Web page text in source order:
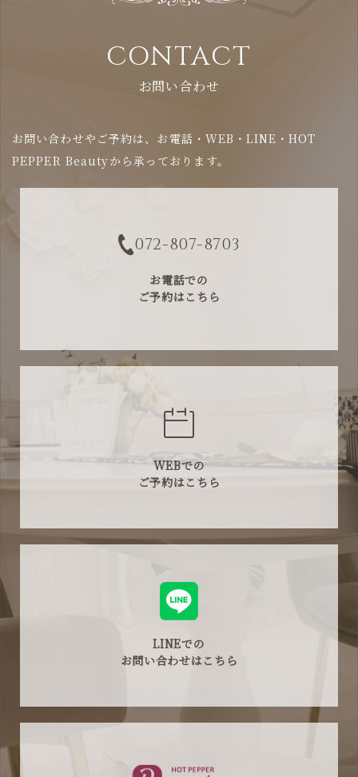
CONTACT
お問い合わせ
お問い合わせやご予約は、お電話・WEB・LINE・HOT
PEPPER Beautyから承っております。
072-807-8703
お電話での
ご予約はこちら
WEBでの
ご予約はこちら
LINEでの
お問い合わせはこちら